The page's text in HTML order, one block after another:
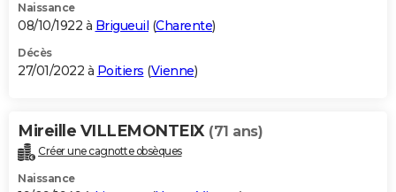
Naissance
08/10/1922 à Brigueuil (Charente)
Décès
27/01/2022 à Poitiers (Vienne)
Mireille VILLEMONTEIX (71 ans)
Créer une cagnotte obsèques
Naissance